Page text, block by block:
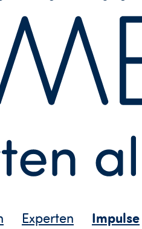
Experten Impulse